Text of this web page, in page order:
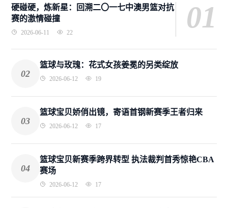
硬碰硬，炼新星：回溯二〇一七中澳男篮对抗
赛的激情碰撞
2026-06-11 22 01
02
篮球与玫瑰：花式女孩姜冕的另类绽放
2026-06-12 19
03
篮球宝贝娇俏出镜，寄语首钢新赛季王者归来
2026-06-12 17
04
篮球宝贝新赛季跨界转型 执法裁判首秀惊艳CBA
赛场
2026-06-12 17